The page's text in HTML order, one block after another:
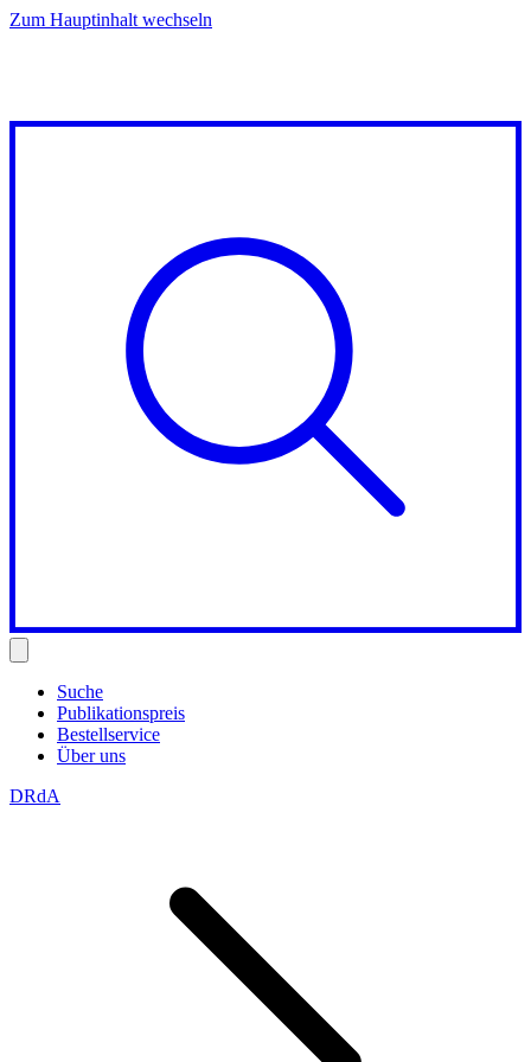
Zum Hauptinhalt wechseln
Suche
Publikationspreis
Bestellservice
Über uns
DRdA